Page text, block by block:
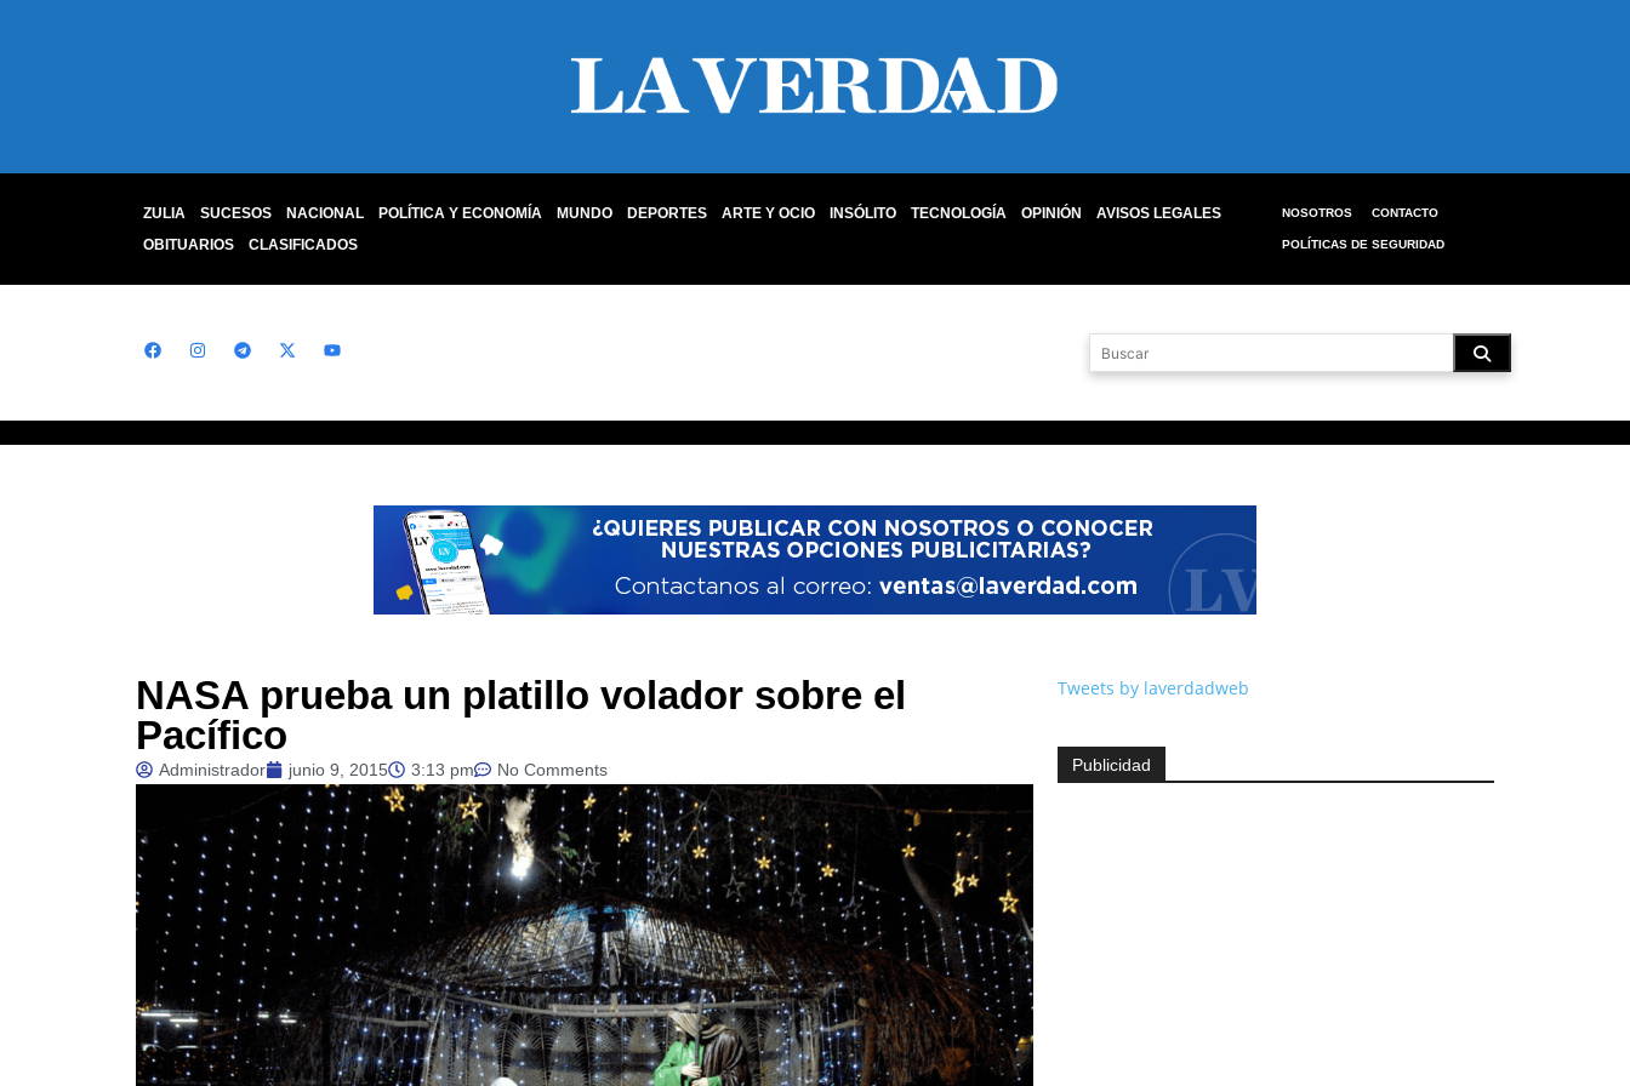
ZULIA SUCESOS NACIONAL POLÍTICA Y ECONOMÍA MUNDO DEPORTES ARTE Y OCIO INSÓLITO TECNOLOGÍA OPINIÓN
AVISOS LEGALES
OBITUARIOS
CLASIFICADOS
NOSOTROS CONTACTO
POLÍTICAS DE SEGURIDAD
NASA prueba un platillo volador sobre el
Pacífico
Administrador junio 9, 2015 3:13 pm No Comments
Tweets by laverdadweb
Publicidad